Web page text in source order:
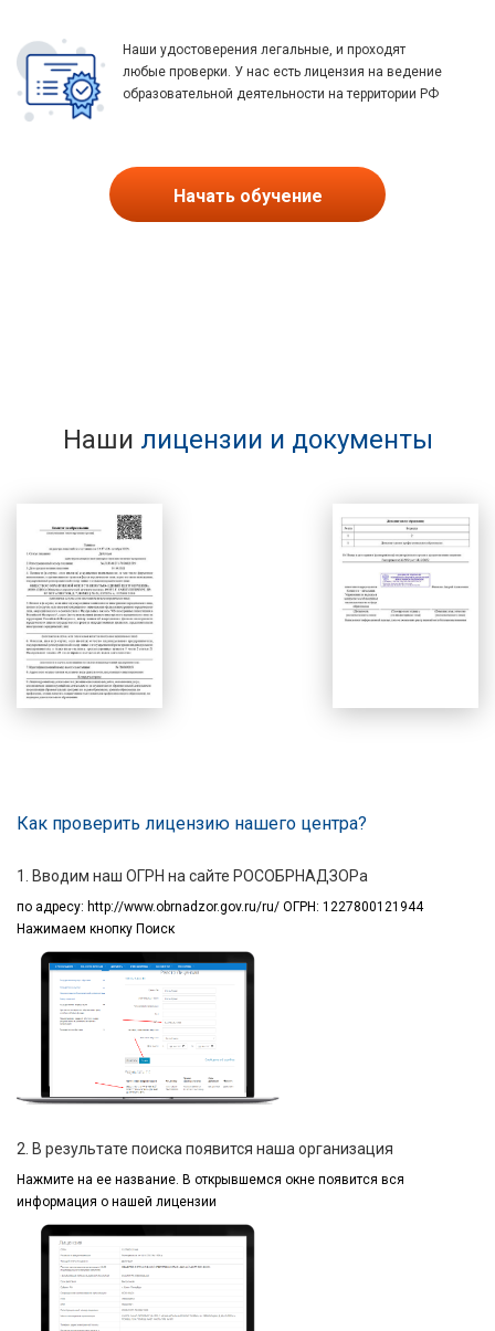
Наши удостоверения легальные, и проходят
любые проверки. У нас есть лицензия на ведение
образовательной деятельности на территории РФ
Начать обучение
Наши лицензии и документы
Как проверить лицензию нашего центра?
1. Вводим наш ОГРН на сайте РОСОБРНАДЗОРа
по адресу: http://www.obrnadzor.gov.ru/ru/ ОГРН: 1227800121944
Нажимаем кнопку Поиск
2. В результате поиска появится наша организация
Нажмите на ее название. В открывшемся окне появится вся
информация о нашей лицензии